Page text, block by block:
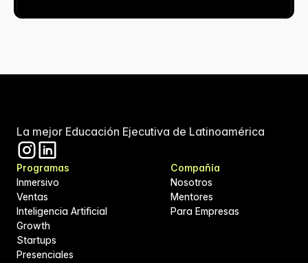
La mejor Educación Ejecutiva de Latinoamérica
Programas
Inmersivo
Ventas
Inteligencia Artificial
Growth
Startups
Presenciales
Compañía
Nosotros
Mentores
Para Empresas